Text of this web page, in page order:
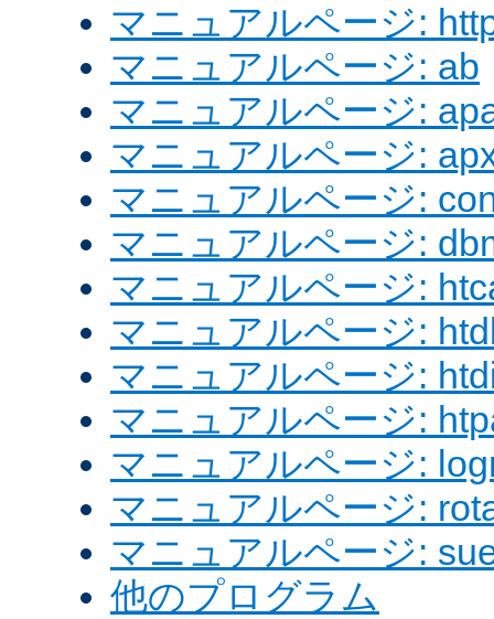
マニュアルページ:
マニュアルページ: ab
マニュアルページ:
マニュアルページ:
マニュアルページ:
マニュアルページ:
マニュアルページ:
マニュアルページ:
マニュアルページ:
マニュアルページ:
マニュアルページ:
マニュアルページ:
マニュアルページ:
他のプログラム